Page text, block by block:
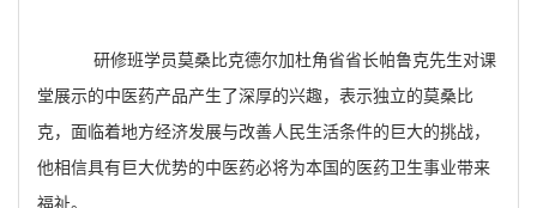
研修班学员莫桑比克德尔加杜角省省长帕鲁克先生对课
堂展示的中医药产品产生了深厚的兴趣，表示独立的莫桑比
克，面临着地方经济发展与改善人民生活条件的巨大的挑战，
他相信具有巨大优势的中医药必将为本国的医药卫生事业带来
福祉。